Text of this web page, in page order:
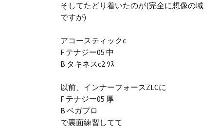
そしてたどり着いたのが(完全に想像の域
ですが)
アコースティックc
F テナジー05 中
B タキネスc2 ｳｽ
以前、インナーフォースZLCに
F テナジー05 厚
B ベガプロ
で裏面練習してて